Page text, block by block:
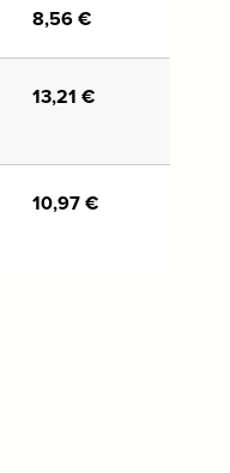
8,56€
13,21 €
10,97€